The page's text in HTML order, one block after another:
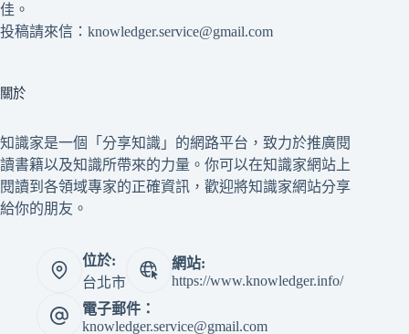
佳。
投稿請來信：knowledger.service@gmail.com
關於
知識家是一個「分享知識」的網路平台，致力於推廣閱
讀書籍以及知識所帶來的力量。你可以在知識家網站上
閱讀到各領域專家的正確資訊，歡迎將知識家網站分享
給你的朋友。
位於:
台北市
網站:
https://www.knowledger.info/
電子郵件：
knowledger.service@gmail.com